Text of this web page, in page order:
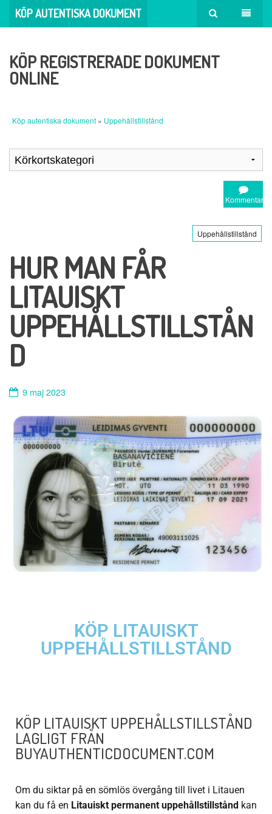
KÖP AUTENTISKA DOKUMENT
KÖP REGISTRERADE DOKUMENT
ONLINE
Köp autentiska dokument » Uppehållstillstånd
Kommentar
Uppehållstillstånd
HUR MAN FÅR
LITAUISKT
UPPEHÅLLSTILLSTÅN
D
9 maj 2023
KÖP LITAUISKT
UPPEHÅLLSTILLSTÅND
KÖP LITAUISKT UPPEHÅLLSTILLSTÅND
LAGLIGT FRÅN
BUYAUTHENTICDOCUMENT.COM
Om du siktar på en sömlös övergång till livet i Litauen
kan du få en Litauiskt permanent uppehållstillstånd kan